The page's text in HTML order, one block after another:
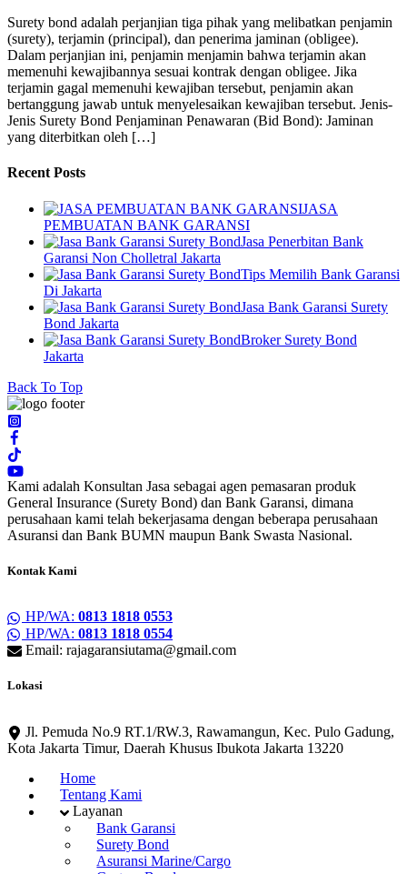
Surety bond adalah perjanjian tiga pihak yang melibatkan penjamin
(surety), terjamin (principal), dan penerima jaminan (obligee).
Dalam perjanjian ini, penjamin menjamin bahwa terjamin akan
memenuhi kewajibannya sesuai kontrak dengan obligee. Jika
terjamin gagal memenuhi kewajiban tersebut, penjamin akan
bertanggung jawab untuk menyelesaikan kewajiban tersebut. Jenis-
Jenis Surety Bond Penjaminan Penawaran (Bid Bond): Jaminan
yang diterbitkan oleh […]
Recent Posts
JASA
PEMBUATAN BANK GARANSI
Jasa Penerbitan Bank
Garansi Non Cholletral Jakarta
Tips Memilih Bank Garansi
Di Jakarta
Jasa Bank Garansi Surety
Bond Jakarta
Broker Surety Bond
Jakarta
Back To Top
Kami adalah Konsultan Jasa sebagai agen pemasaran produk
General Insurance (Surety Bond) dan Bank Garansi, dimana
perusahaan kami telah bekerjasama dengan beberapa perusahaan
Asuransi dan Bank BUMN maupun Bank Swasta Nasional.
Kontak Kami
HP/WA: 0813 1818 0553
HP/WA: 0813 1818 0554
Email: rajagaransiutama@gmail.com
Lokasi
Jl. Pemuda No.9 RT.1/RW.3, Rawamangun, Kec. Pulo Gadung,
Kota Jakarta Timur, Daerah Khusus Ibukota Jakarta 13220
Home
Tentang Kami
Layanan
Bank Garansi
Surety Bond
Asuransi Marine/Cargo